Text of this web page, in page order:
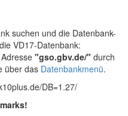
suchen und die Datenbank-
VD17-Datenbank:
"gso.gbv.de/" durch
über das Datenbankmenü.
DB=1.27/